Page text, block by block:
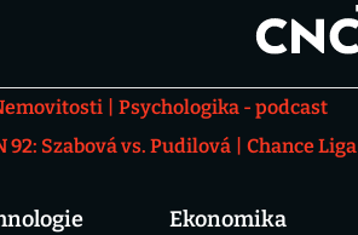
Psychologika - podcast
92: Szabová vs. Pudilová
Chance Liga
Ekonomika